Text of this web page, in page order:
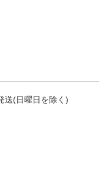
送(日曜日を除く)